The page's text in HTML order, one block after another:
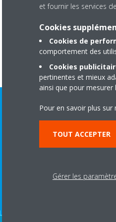
et fournir les services
Cookies
Cookies de
comportement des
Cookies
pertinentes et mieux
ainsi que pour
Pour en savoir plus
TOUT ACCEPTER
Gérer les